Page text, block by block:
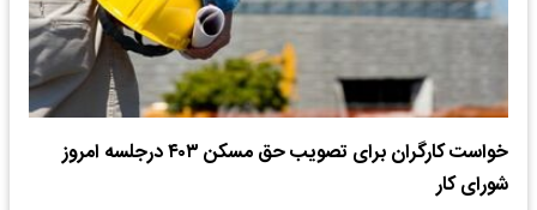
خواست کارگران برای تصویب حق مسکن ۴۰۳ درجلسه امروز
شورای کار